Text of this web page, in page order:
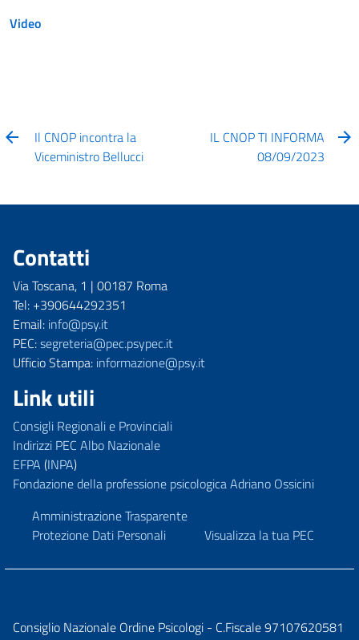
Video
Il CNOP incontra la
Viceministro Bellucci
IL CNOP TI INFORMA
08/09/2023
Contatti
Via Toscana, 1 | 00187 Roma
Tel: +390644292351
Email: info@psy.it
PEC:segreteria@pec.psypec.it
Ufficio Stampa: informazione@psy.it
Link utili
Consigli Regionali e Provinciali
Indirizzi PEC Albo Nazionale
EFPA (INPA)
Fondazione della professione psicologica Adriano Ossicini
Amministrazione Trasparente
Protezione Dati Personali
Visualizza la tua PEC
Consiglio Nazionale Ordine Psicologi - C.Fiscale 97107620581